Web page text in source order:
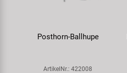
Posthorn-Ballhupe
ArtikelNr.: 422008